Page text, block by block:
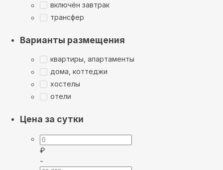
включён завтрак
трансфер
Варианты размещения
квартиры, апартаменты
дома, коттеджи
хостелы
отели
Цена за сутки
₽
-